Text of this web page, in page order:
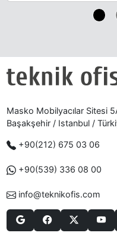
Masko Mobilyacılar Sitesi
Başakşehir / Istanbul /
+90(212) 675 03 06
+90(539) 336 08 00
info@teknikofis.com